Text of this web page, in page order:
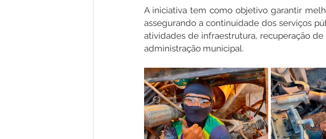
A iniciativa tem como objetivo garantir
assegurando a continuidade dos serviços
atividades de infraestrutura, recuperação
administração municipal.